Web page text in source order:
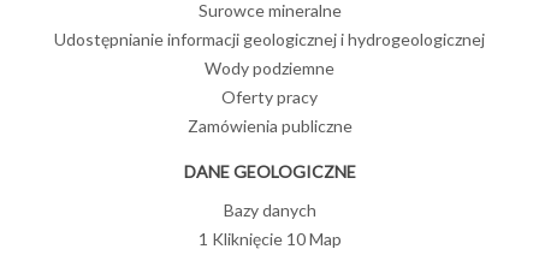
Surowce mineralne
Udostępnianie informacji geologicznej i hydrogeologicznej
Wody podziemne
Oferty pracy
Zamówienia publiczne
DANE GEOLOGICZNE
Bazy danych
1 Kliknięcie 10 Map